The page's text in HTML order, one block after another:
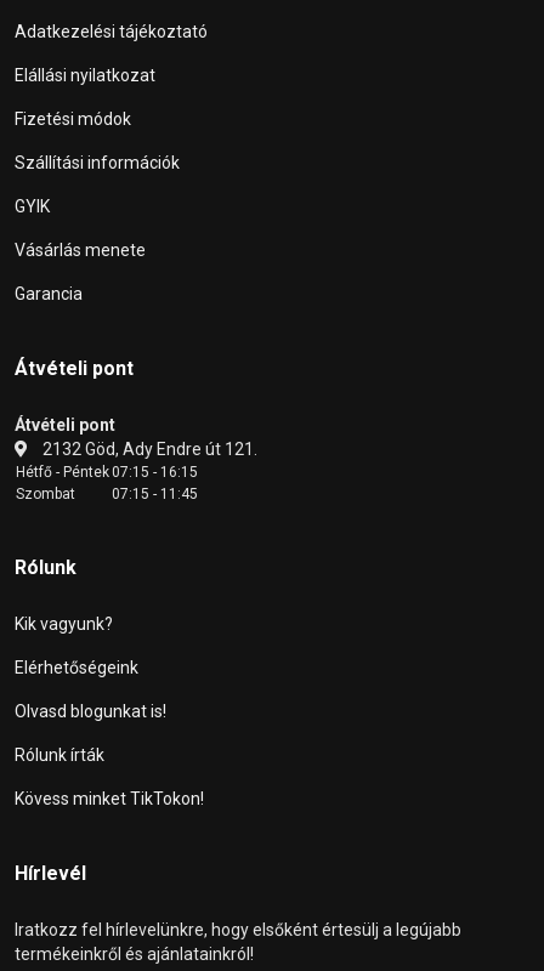
Adatkezelési tájékoztató
Elállási nyilatkozat
Fizetési módok
Szállítási információk
GYIK
Vásárlás menete
Garancia
Átvételi pont
Átvételi pont
2132 Göd, Ady Endre út 121.
Hétfő - Péntek07:15 - 16:15
Szombat
07:15 - 11:45
Rólunk
Kik vagyunk?
Elérhetőségeink
Olvasd blogunkat is!
Rólunk írták
Kövess minket TikTokon!
Hírlevél
Iratkozz fel hírlevelünkre, hogy elsőként értesülj a legújabb
termékeinkről és ajánlatainkról!